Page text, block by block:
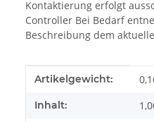
Kontaktierung erfolgt
Controller Bei Bedarf
Beschreibung dem
Produkteigenschaft
Wert
Artikelgewicht:
Inhalt: